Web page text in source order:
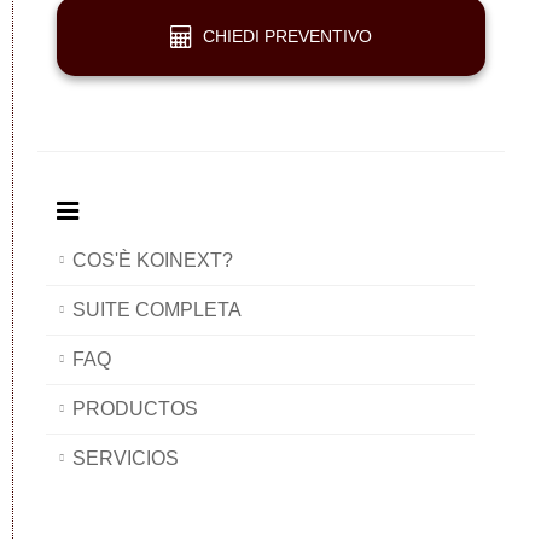
CHIEDI PREVENTIVO
COS'È KOINEXT?
SUITE COMPLETA
FAQ
PRODUCTOS
SERVICIOS